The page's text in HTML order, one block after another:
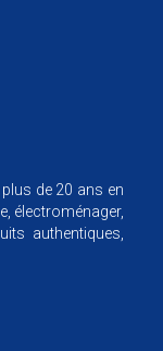
de 20 ans en
électroménager,
authentiques,